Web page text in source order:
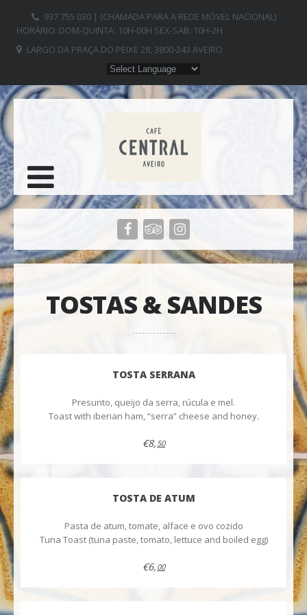
937 755 030 | (CHAMADA PARA A REDE MÓVEL NACIONAL)
HORÁRIO: DOM-QUINTA: 10H-00H SEX-SAB: 10H-2H
LARGO DA PRAÇA DO PEIXE 28, 3800-243 AVEIRO
TOSTAS & SANDES
TOSTA SERRANA
Presunto, queijo da serra, rúcula e mel.
Toast with iberian ham, “serra” cheese and honey.
€8, 50
TOSTA DE ATUM
Pasta de atum, tomate, alface e ovo cozido
Tuna Toast (tuna paste, tomato, lettuce and boiled egg)
€6, 00